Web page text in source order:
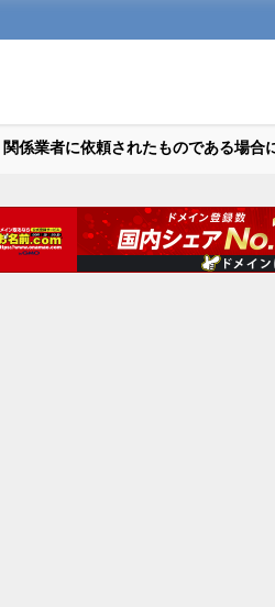
係業者に依頼されたものである場合